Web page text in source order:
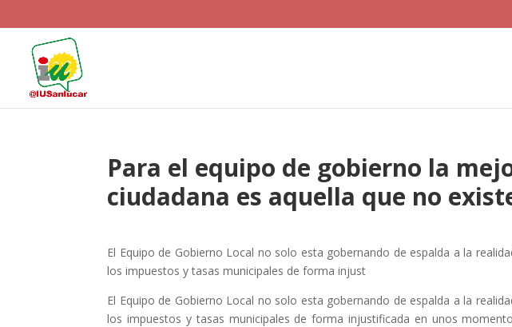
Para el equipo de gobierno la
ciudadana es aquella que no
El Equipo de Gobierno Local no solo esta gobernando de espalda a la
los impuestos y tasas municipales de forma injust
El Equipo de Gobierno Local no solo esta gobernando de espalda a la
los impuestos y tasas municipales de forma injustificada en unos